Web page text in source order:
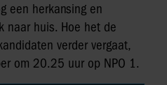
een herkansing en
naar huis. Hoe het de
verder vergaat,
om 20.25 uur op NPO 1.